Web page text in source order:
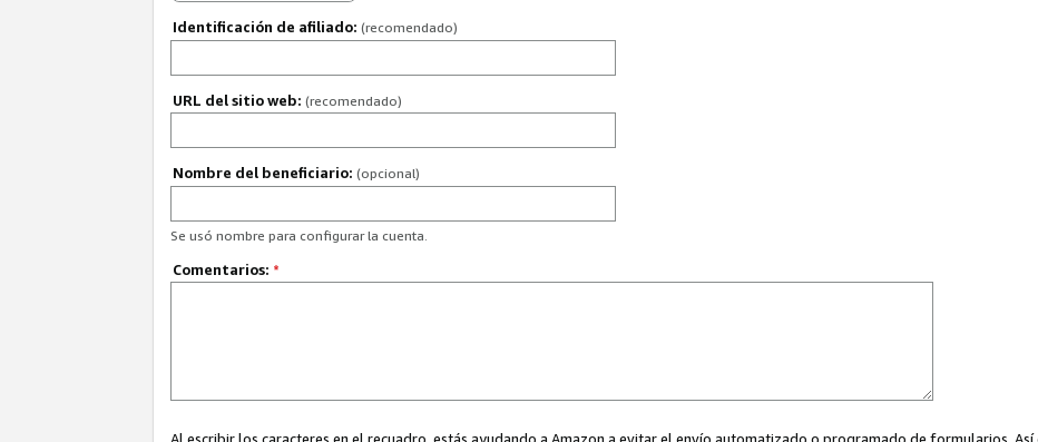
Identificación de afiliado: (recomendado)
URL del sitio web: (recomendado)
Nombre del beneficiario: (opcional)
Se usó nombre para configurar la cuenta.
Comentarios: *